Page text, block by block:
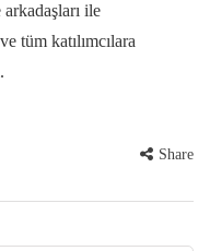
ile
tüm katılımcılara
Share